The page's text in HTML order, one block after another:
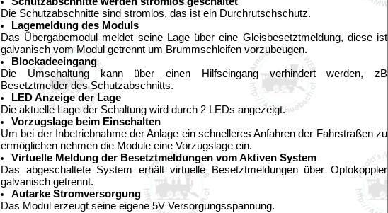
Die Schutzabschnitte sind stromlos, das ist ein Durchrutschschutz.
Lagemeldung des Moduls
Das Übergabemodul meldet seine Lage über eine Gleisbesetztmeldung, diese ist
galvanisch vom Modul getrennt um Brummschleifen vorzubeugen.
Blockadeeingang
Die Umschaltung kann über einen Hilfseingang verhindert werden, zB
Besetztmelder des Schutzabschnitts.
LED Anzeige der Lage
Die aktuelle Lage der Schaltung wird durch 2 LEDs angezeigt.
Vorzugslage beim Einschalten
Um bei der Inbetriebnahme der Anlage ein schnelleres Anfahren der Fahrstraßen zu
ermöglichen nehmen die Module eine Vorzugslage ein.
Virtuelle Meldung der Besetztmeldungen vom Aktiven System
Das abgeschaltete System erhält virtuelle Besetztmeldungen über Optokoppler
galvanisch getrennt.
Autarke Stromversorgung
Das Modul erzeugt seine eigene 5V Versorgungsspannung.